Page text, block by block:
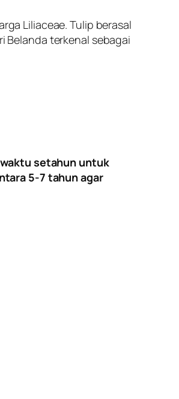
Liliaceae. Tulip berasal
Belanda terkenal sebagai
setahun untuk
5-7 tahun agar